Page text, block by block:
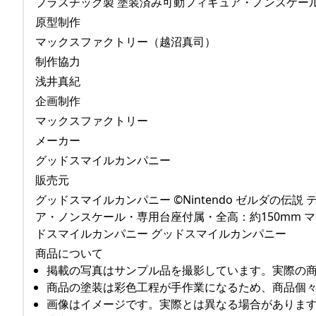
原型制作
マックスファクトリー（越沼真司）
制作協力
浅井真紀
企画制作
マックスファクトリー
メーカー
グッドスマイルカンパニー
販売元
グッドスマイルカンパニー ©Nintendo ゼルダの伝説
ア・ノンスケール・専用台座付属・全高：約150mm
ドスマイルカンパニー グッドスマイルカンパニー
商品について
掲載の写真はサンプル品を撮影しています。実際の
商品の塗装は彩色工程が手作業になるため、商品個
画像はイメージです。実際とは異なる場合がありま